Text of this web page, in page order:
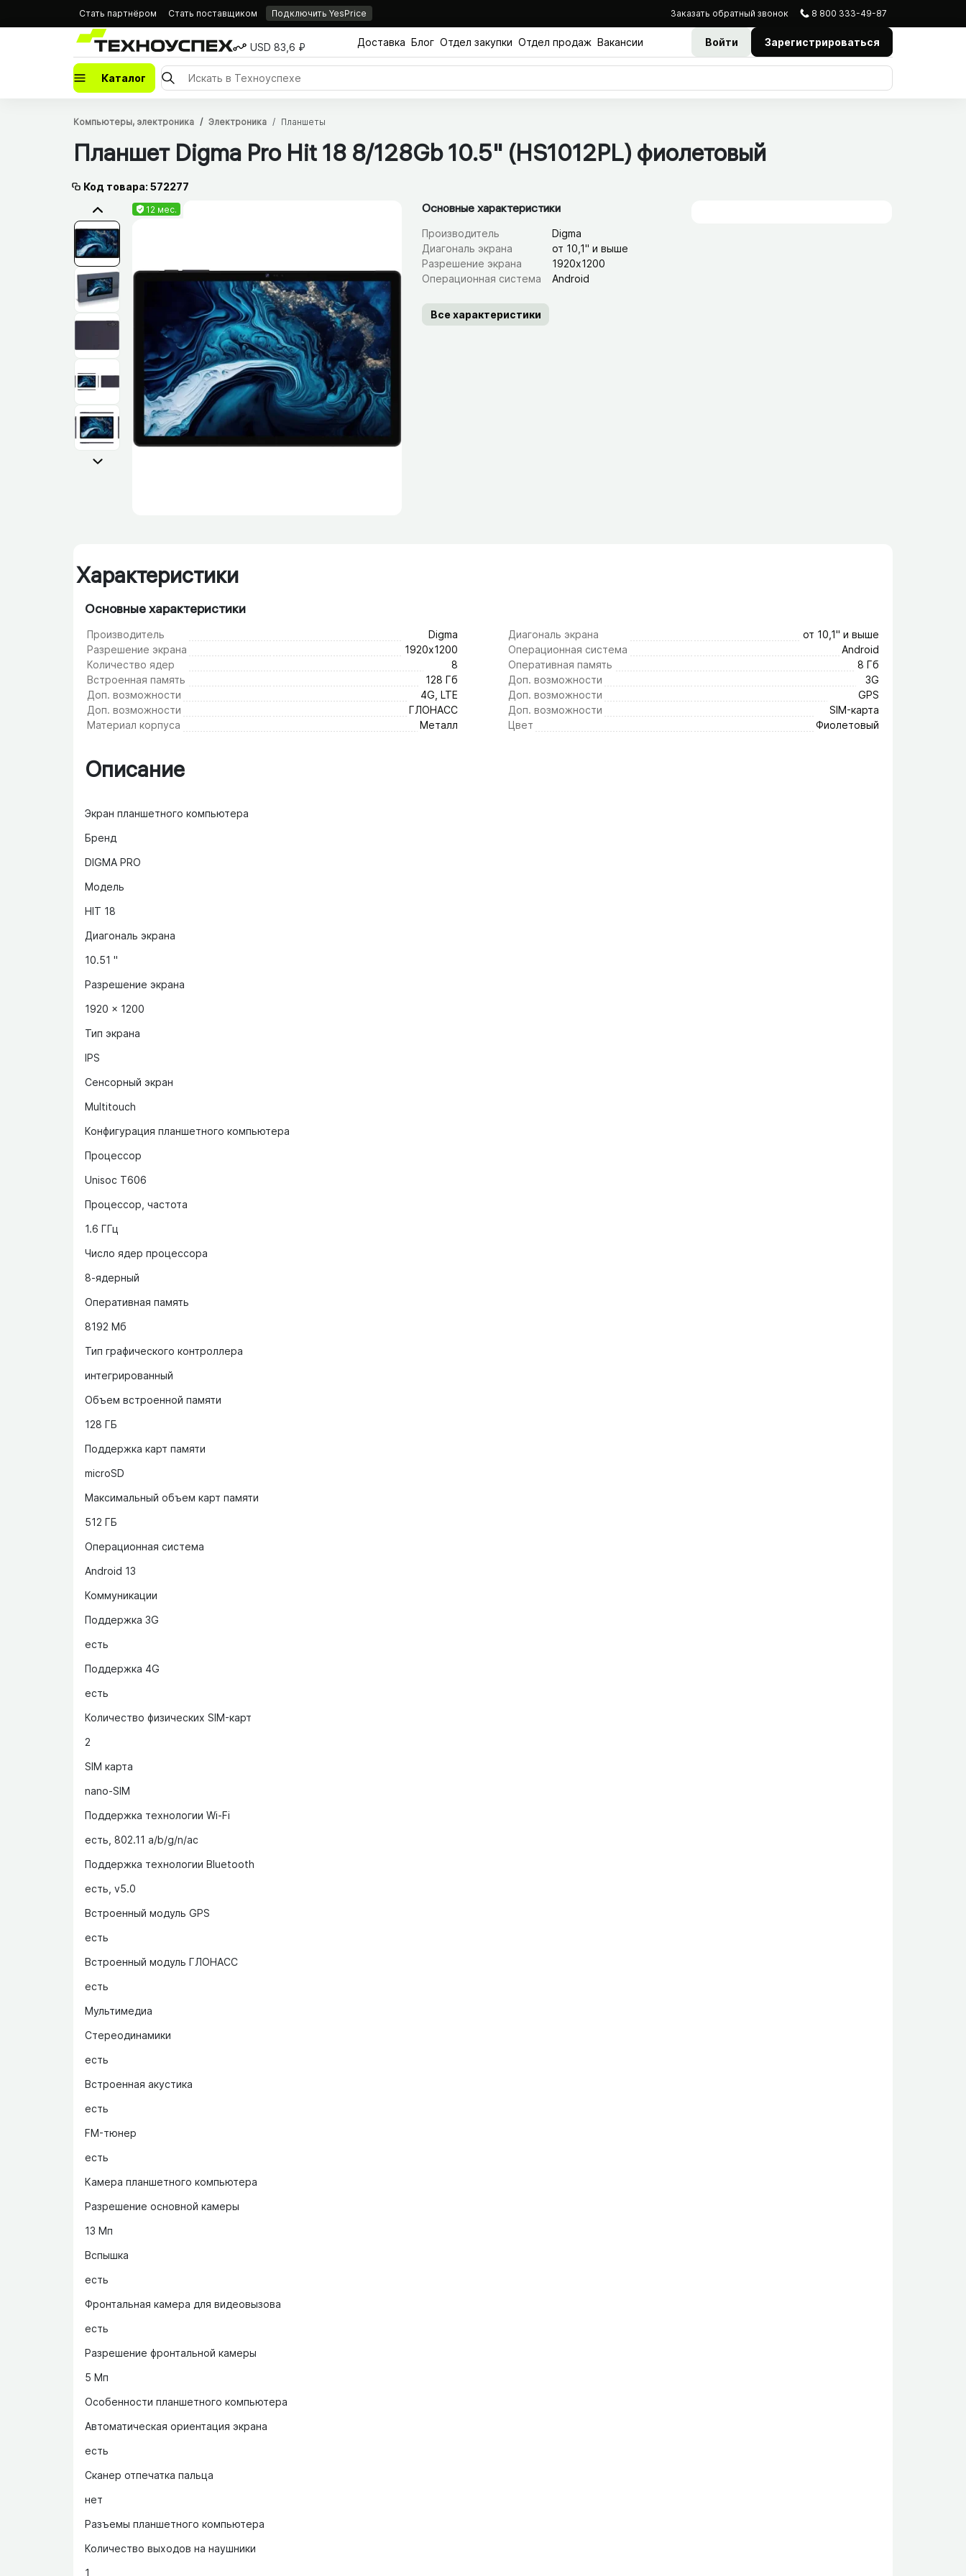
Стать партнёром Стать поставщиком Подключить YesPrice Заказать обратный звонок 8 800 333-49-87
USD 83,6 ₽ Доставка Блог Отдел закупки Отдел продаж Вакансии Войти Зарегистрироваться
Каталог
Компьютеры, электроника Электроника Планшеты
Планшет Digma Pro Hit 18 8/​128Gb 10.5" (HS1012PL) фиолетовый
Код товара: 572277
12 мес. Основные характеристики
Производитель
Digma
Диагональ экрана
от 10,1" и выше
Разрешение экрана
1920х1200
Операционная система
Android
Все характеристики
Характеристики
Основные характеристики
Производитель Digma Диагональ экрана
от 10,1" и выше
Разрешение экрана
1920х1200 Операционная система
Android
Количество ядер
8 Оперативная память
8 Гб
Встроенная память
128 Гб Доп. возможности
3G
Доп. возможности
4G, LTE Доп. возможности
GPS
Доп. возможности
ГЛОНАСС Доп. возможности
SIM-карта
Материал корпуса
Металл Цвет Фиолетовый
Описание
Экран планшетного компьютера
Бренд
DIGMA PRO
Модель
HIT 18
Диагональ экрана
10.51 "
Разрешение экрана
1920 x 1200
Тип экрана
IPS
Сенсорный экран
Multitouch
Конфигурация планшетного компьютера
Процессор
Unisoc T606
Процессор, частота
1.6 ГГц
Число ядер процессора
8-ядерный
Оперативная память
8192 Мб
Тип графического контроллера
интегрированный
Объем встроенной памяти
128 ГБ
Поддержка карт памяти
microSD
Максимальный объем карт памяти
512 ГБ
Операционная система
Android 13
Коммуникации
Поддержка 3G
есть
Поддержка 4G
есть
Количество физических SIM-карт
2
SIM карта
nano-SIM
Поддержка технологии Wi-Fi
есть, 802.11 a/b/g/n/ac
Поддержка технологии Bluetooth
есть, v5.0
Встроенный модуль GPS
есть
Встроенный модуль ГЛОНАСС
есть
Мультимедиа
Стереодинамики
есть
Встроенная акустика
есть
FM-тюнер
есть
Камера планшетного компьютера
Разрешение основной камеры
13 Мп
Вспышка
есть
Фронтальная камера для видеовызова
есть
Разрешение фронтальной камеры
5 Мп
Особенности планшетного компьютера
Автоматическая ориентация экрана
есть
Сканер отпечатка пальца
нет
Разъемы планшетного компьютера
Количество выходов на наушники
1